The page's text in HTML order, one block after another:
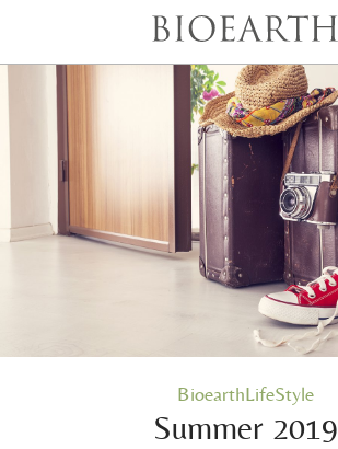
BioearthLifeStyle
Summer 2019